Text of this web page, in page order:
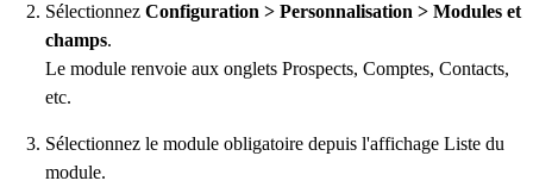
Sélectionnez Configuration > Personnalisation > Modules et
champs.
Le module renvoie aux onglets Prospects, Comptes, Contacts,
etc.
Sélectionnez le module obligatoire depuis l'affichage Liste du
module.